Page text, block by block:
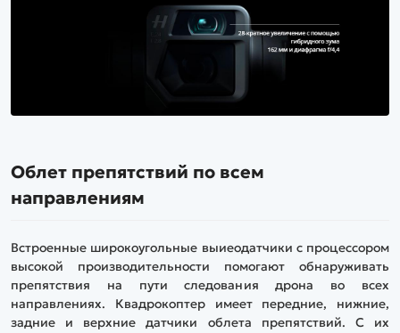
Облет препятствий по всем
направлениям
Встроенные широкоугольные выиеодатчики с процессором
высокой производительности помогают обнаруживать
препятствия на пути следования дрона во всех
направлениях. Квадрокоптер имеет передние, нижние,
задние и верхние датчики облета препятствий. С их